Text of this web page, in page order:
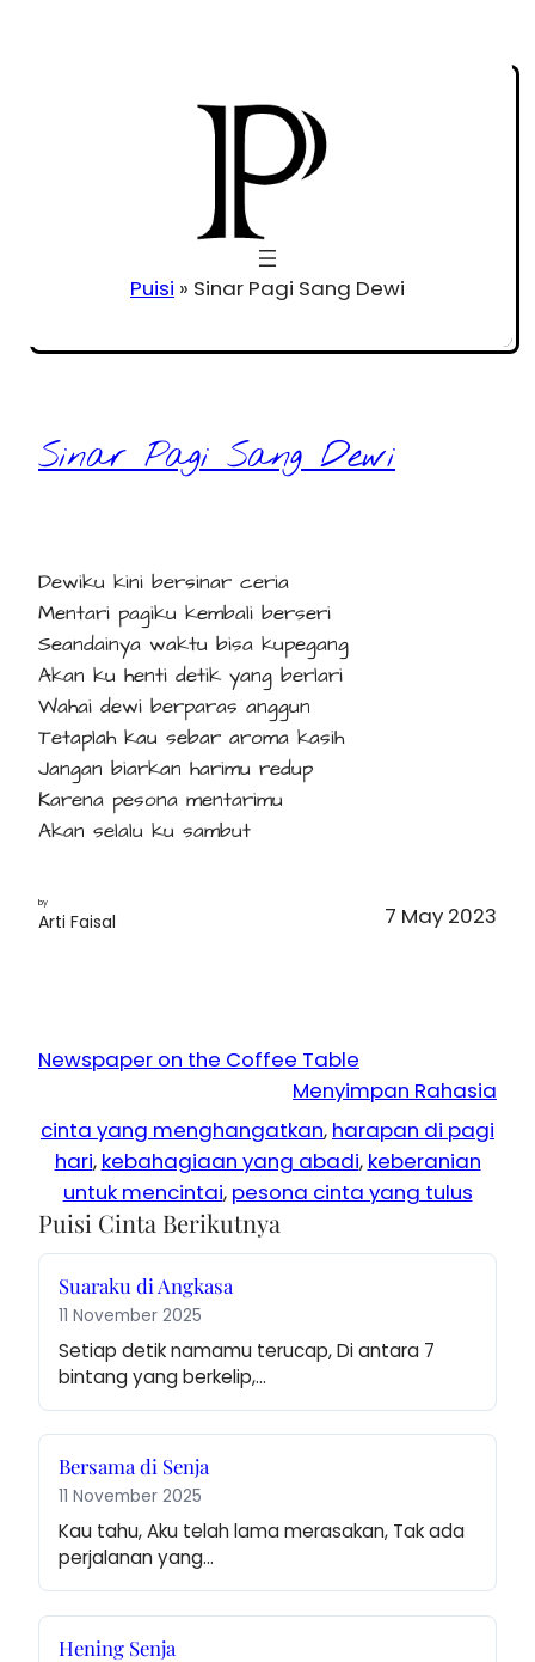
Puisi » Sinar Pagi Sang Dewi
Sinar Pagi Sang Dewi
Dewiku kini bersinar ceria
Mentari pagiku kembali berseri
Seandainya waktu bisa kupegang
Akan ku henti detik yang berlari
Wahai dewi berparas anggun
Tetaplah kau sebar aroma kasih
Jangan biarkan harimu redup
Karena pesona mentarimu
Akan selalu ku sambut
by
Arti Faisal 7 May 2023
Newspaper on the Coffee Table
Menyimpan Rahasia
cinta yang menghangatkan, harapan di pagi
hari, kebahagiaan yang abadi, keberanian
untuk mencintai, pesona cinta yang tulus
Puisi Cinta Berikutnya
Suaraku di Angkasa
11 November 2025
Setiap detik namamu terucap, Di antara 7
bintang yang berkelip,…
Bersama di Senja
11 November 2025
Kau tahu, Aku telah lama merasakan, Tak ada
perjalanan yang…
Hening Senja